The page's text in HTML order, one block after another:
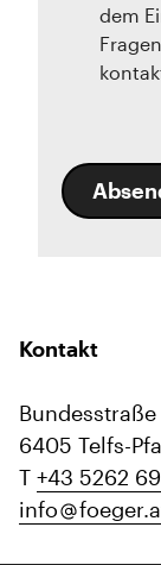
dem
Kontakt
Bundesstraße
6405 Telfs-
T +43 5262
info